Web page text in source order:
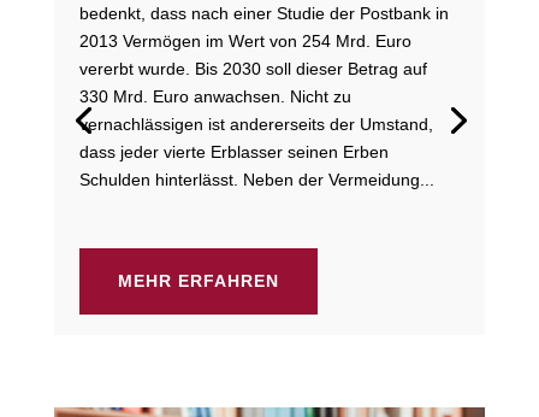
bedenkt, dass nach einer Studie der Postbank in
2013 Vermögen im Wert von 254 Mrd. Euro
vererbt wurde. Bis 2030 soll dieser Betrag auf
330 Mrd. Euro anwachsen. Nicht zu
vernachlässigen ist andererseits der Umstand,
dass jeder vierte Erblasser seinen Erben
Schulden hinterlässt. Neben der Vermeidung...
MEHR ERFAHREN